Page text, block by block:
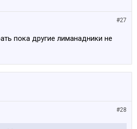
#27
пока другие лиманадники не
#28